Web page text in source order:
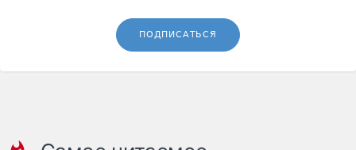
ПОДПИСАТЬСЯ